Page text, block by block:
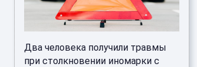
Два человека получили травмы
при столкновении иномарки с